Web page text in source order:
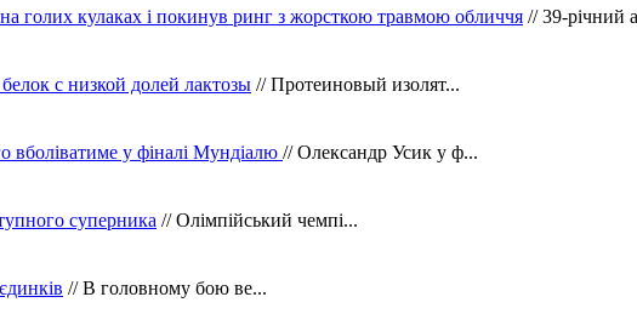
голих кулаках і покинув ринг з жорсткою травмою обличчя // 39-річний
с низкой долей лактозы // Протеиновый изолят...
вболіватиме у фіналі Мундіалю // Олександр Усик у ф...
суперника // Олімпійський чемпі...
// В головному бою ве...